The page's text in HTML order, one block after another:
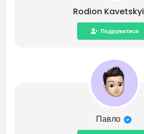
Rodion Kavetskyi
Подружитися
Павло